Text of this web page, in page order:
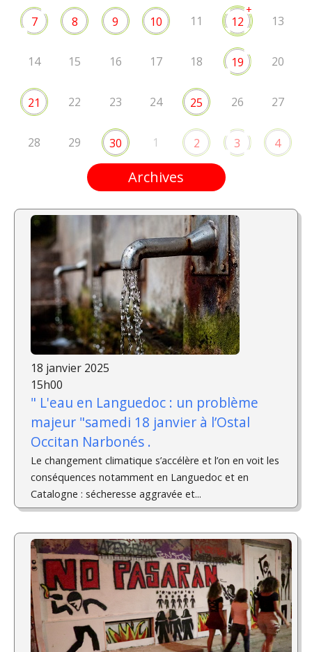
7 8 9 10 11 12
+
13
14 15 16 17 18 19 20
21 22 23 24 25 26 27
28 29 30 1 2 3 4
Archives
18 janvier 2025
15h00
" L'eau en Languedoc : un problème
majeur "samedi 18 janvier à l’Ostal
Occitan Narbonés .
Le changement climatique s’accélère et l’on en voit les
conséquences notamment en Languedoc et en
Catalogne : sécheresse aggravée et...